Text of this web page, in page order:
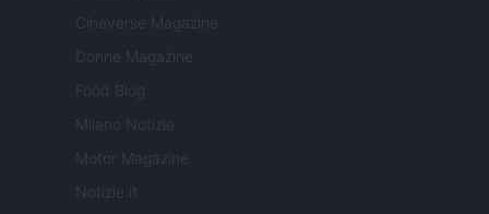
Cineverse Magazine
Donne Magazine
Food Blog
Milano Notizie
Motor Magazine
Notizie.it